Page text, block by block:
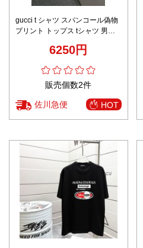
gucci t シャツ スパンコール偽物
プリント トップス tシャツ 男女
6250円
販売個数2件
佐川急便 HOT